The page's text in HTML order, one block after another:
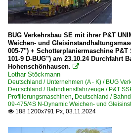
BUG Verkehrsbau SE mit ihrer P&T
Weichen- und
005-7") + Schotterplaniermaschine P&T
101-9 D-BUG") am 23.10.24 Durchfahrt
Hohenschönhausen. 
Lothar Stöckmann
Deutschland / Unternehmen (A - K) / BUG
Deutschland / Bahndienstfahrzeuge / P&T
Profilierungsmaschinen, Deutschland /
09-475/4S N-Dynamic Weichen- und
 188 1200x791 Px, 03.11.2024